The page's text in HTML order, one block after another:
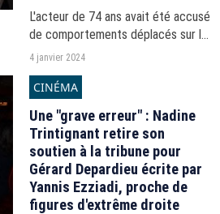
L'acteur de 74 ans avait été accusé
de comportements déplacés sur le
tournage de "Maison de retraite"
pleine promotion de la suite,
"Maison de retraite...
4 janvier 2024
CINÉMA
Une "grave erreur" : Nadine
Trintignant retire son
soutien à la tribune pour
Gérard Depardieu écrite par
Yannis Ezziadi, proche de
figures d'extrême droite